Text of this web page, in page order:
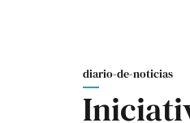
diario-de-noticias